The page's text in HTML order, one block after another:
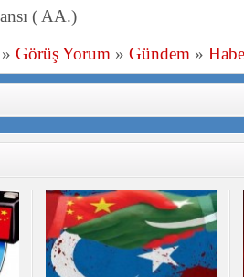
( AA.)
» Görüş Yorum » Gündem »